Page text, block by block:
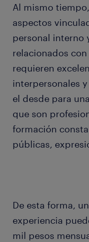
Al mismo
aspectos
personal interno
relacionados
requieren
interpersonales
el desde para
que son
formación
públicas,
De esta forma,
experiencia
mil pesos